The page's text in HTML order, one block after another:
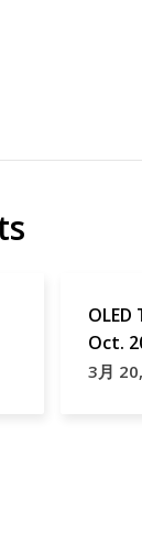
OLED
Oct.
3月